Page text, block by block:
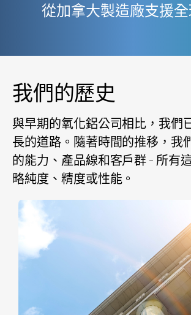
從加拿大製造廠支援全
我們的歷史
與早期的氧化鋁公司相比，我們
長的道路。隨著時間的推移，我
的能力、產品線和客戶群 - 所有
略純度、精度或性能。